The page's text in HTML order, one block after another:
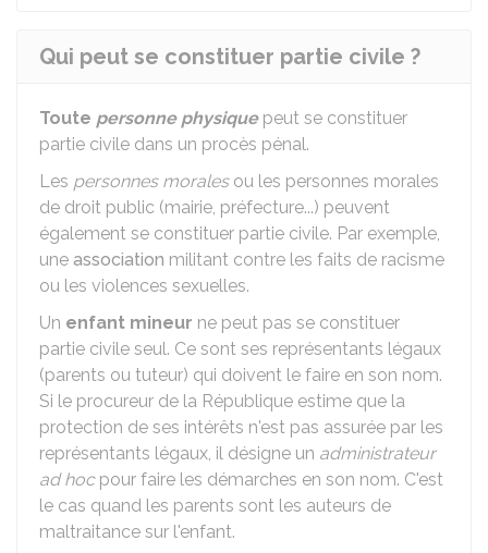
Qui peut se constituer partie civile ?
Toute personne physiquepeut se constituer
partie civile dans un procès pénal.
Les personnes moralesou les personnes morales
de droit public (mairie, préfecture...) peuvent
également se constituer partie civile. Par exemple,
une association militant contre les faits de racisme
ou les violences sexuelles.
Un enfant mineur ne peut pas se constituer
partie civile seul. Ce sont ses représentants légaux
(parents ou tuteur) qui doivent le faire en son nom.
Si le procureur de la République estime que la
protection de ses intérêts n'est pas assurée par les
représentants légaux, il désigne un administrateur
ad hocpour faire les démarches en son nom. C'est
le cas quand les parents sont les auteurs de
maltraitance sur l'enfant.